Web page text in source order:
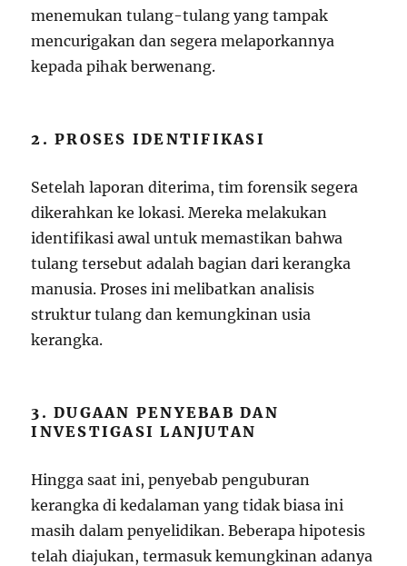
menemukan tulang-tulang yang tampak
mencurigakan dan segera melaporkannya
kepada pihak berwenang.
2. PROSES IDENTIFIKASI
Setelah laporan diterima, tim forensik segera
dikerahkan ke lokasi. Mereka melakukan
identifikasi awal untuk memastikan bahwa
tulang tersebut adalah bagian dari kerangka
manusia. Proses ini melibatkan analisis
struktur tulang dan kemungkinan usia
kerangka.
3. DUGAAN PENYEBAB DAN
INVESTIGASI LANJUTAN
Hingga saat ini, penyebab penguburan
kerangka di kedalaman yang tidak biasa ini
masih dalam penyelidikan. Beberapa hipotesis
telah diajukan, termasuk kemungkinan adanya